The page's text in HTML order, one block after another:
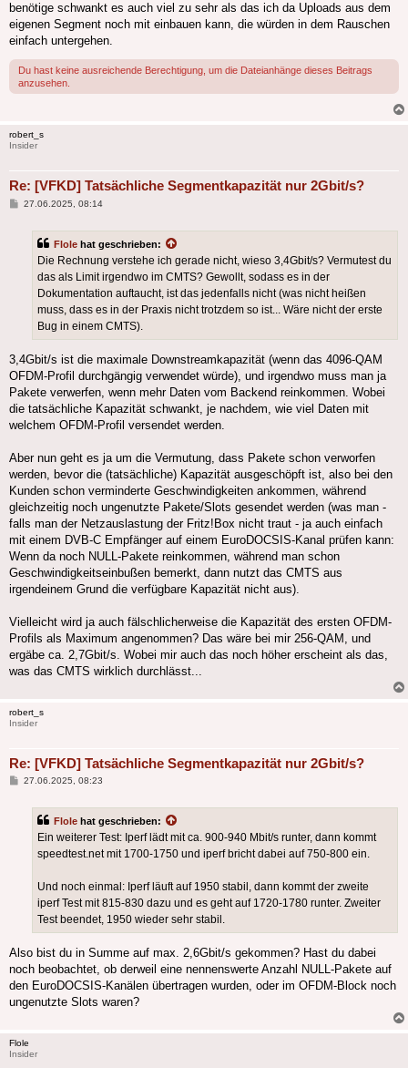
benötige schwankt es auch viel zu sehr als das ich da Uploads aus dem
eigenen Segment noch mit einbauen kann, die würden in dem Rauschen
einfach untergehen.
Du hast keine ausreichende Berechtigung, um die Dateianhänge dieses Beitrags
anzusehen.
robert_s
Insider
Re: [VFKD] Tatsächliche Segmentkapazität nur 2Gbit/s?
Beitrag
27.06.2025, 08:14
Flole hat geschrieben:
Die Rechnung verstehe ich gerade nicht, wieso 3,4Gbit/s? Vermutest du
das als Limit irgendwo im CMTS? Gewollt, sodass es in der
Dokumentation auftaucht, ist das jedenfalls nicht (was nicht heißen
muss, dass es in der Praxis nicht trotzdem so ist... Wäre nicht der erste
Bug in einem CMTS).
3,4Gbit/s ist die maximale Downstreamkapazität (wenn das 4096-QAM
OFDM-Profil durchgängig verwendet würde), und irgendwo muss man ja
Pakete verwerfen, wenn mehr Daten vom Backend reinkommen. Wobei
die tatsächliche Kapazität schwankt, je nachdem, wie viel Daten mit
welchem OFDM-Profil versendet werden.
Aber nun geht es ja um die Vermutung, dass Pakete schon verworfen
werden, bevor die (tatsächliche) Kapazität ausgeschöpft ist, also bei den
Kunden schon verminderte Geschwindigkeiten ankommen, während
gleichzeitig noch ungenutzte Pakete/Slots gesendet werden (was man -
falls man der Netzauslastung der Fritz!Box nicht traut - ja auch einfach
mit einem DVB-C Empfänger auf einem EuroDOCSIS-Kanal prüfen kann:
Wenn da noch NULL-Pakete reinkommen, während man schon
Geschwindigkeitseinbußen bemerkt, dann nutzt das CMTS aus
irgendeinem Grund die verfügbare Kapazität nicht aus).
Vielleicht wird ja auch fälschlicherweise die Kapazität des ersten OFDM-
Profils als Maximum angenommen? Das wäre bei mir 256-QAM, und
ergäbe ca. 2,7Gbit/s. Wobei mir auch das noch höher erscheint als das,
was das CMTS wirklich durchlässt...
robert_s
Insider
Re: [VFKD] Tatsächliche Segmentkapazität nur 2Gbit/s?
Beitrag
27.06.2025, 08:23
Flole hat geschrieben:
Ein weiterer Test: Iperf lädt mit ca. 900-940 Mbit/s runter, dann kommt
speedtest.net mit 1700-1750 und iperf bricht dabei auf 750-800 ein.
Und noch einmal: Iperf läuft auf 1950 stabil, dann kommt der zweite
iperf Test mit 815-830 dazu und es geht auf 1720-1780 runter. Zweiter
Test beendet, 1950 wieder sehr stabil.
Also bist du in Summe auf max. 2,6Gbit/s gekommen? Hast du dabei
noch beobachtet, ob derweil eine nennenswerte Anzahl NULL-Pakete auf
den EuroDOCSIS-Kanälen übertragen wurden, oder im OFDM-Block noch
ungenutzte Slots waren?
Flole
Insider